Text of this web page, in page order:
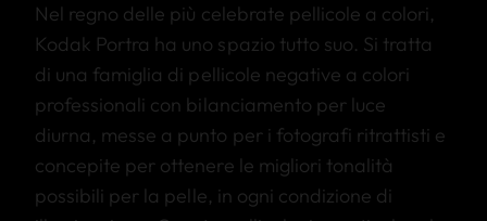
Nel regno delle più celebrate pellicole a colori,
Kodak Portra ha uno spazio tutto suo. Si tratta
di una famiglia di pellicole negative a colori
professionali con bilanciamento per luce
diurna, messe a punto per i fotografi ritrattisti e
concepite per ottenere le migliori tonalità
possibili per la pelle, in ogni condizione di